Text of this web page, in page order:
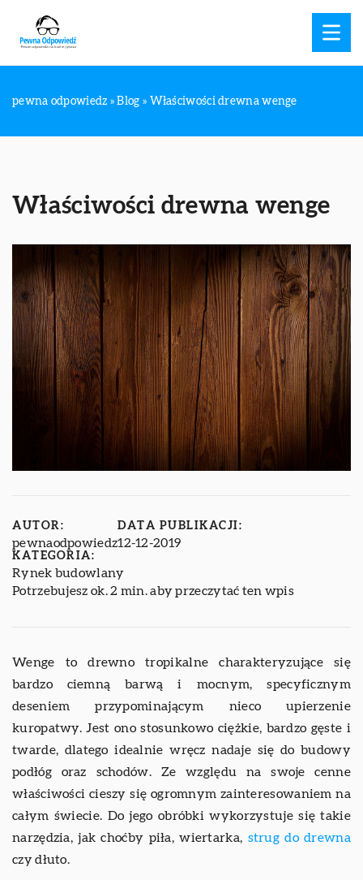
pewna odpowiedz »Blog » Właściwości drewna wenge
Właściwości drewna wenge
AUTOR:
pewnaodpowiedz
DATA PUBLIKACJI:
12-12-2019
KATEGORIA:
Rynek budowlany
Potrzebujesz ok. 2 min. aby przeczytać ten wpis
Wenge to drewno tropikalne charakteryzujące się
bardzo ciemną barwą i mocnym, specyficznym
deseniem przypominającym nieco upierzenie
kuropatwy. Jest ono stosunkowo ciężkie, bardzo gęste i
twarde, dlatego idealnie wręcz nadaje się do budowy
podłóg oraz schodów. Ze względu na swoje cenne
właściwości cieszy się ogromnym zainteresowaniem na
całym świecie. Do jego obróbki wykorzystuje się takie
narzędzia, jak choćby piła, wiertarka, strug do drewna
czy dłuto.